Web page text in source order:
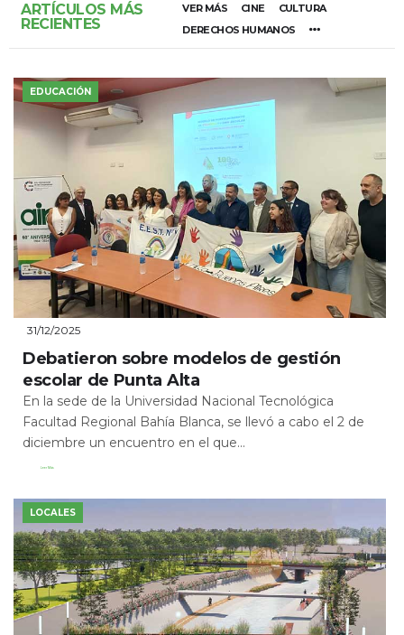
ARTÍCULOS MÁS
RECIENTES
VER MÁS CINE
CULTURA
DERECHOS HUMANOS
EDUCACIÓN
31/12/2025
Debatieron sobre modelos de gestión
escolar de Punta Alta
En la sede de la Universidad Nacional Tecnológica
Facultad Regional Bahía Blanca, se llevó a cabo el 2 de
diciembre un encuentro en el que...
Leer Más
LOCALES